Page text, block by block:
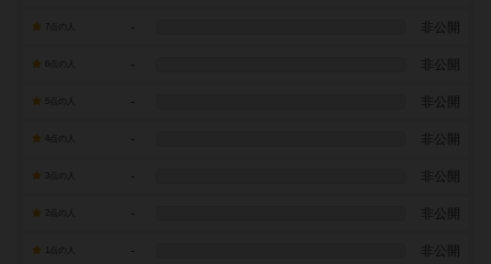
7点の人 - 非公開
- 非公開
- 非公開
- 非公開
- 非公開
- 非公開
- 非公開